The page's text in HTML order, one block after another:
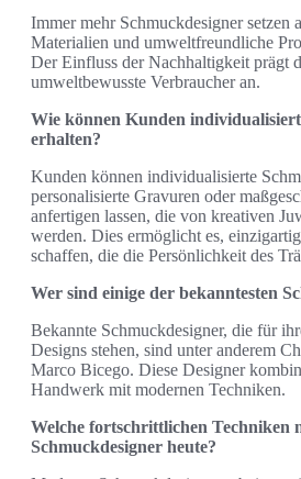
Immer mehr Schmuckdesigner setzen
Materialien und umweltfreundliche
Der Einfluss der Nachhaltigkeit prägt
umweltbewusste Verbraucher an.
Wie können Kunden
erhalten?
Kunden können individualisierte
personalisierte Gravuren oder
anfertigen lassen, die von kreativen
werden. Dies ermöglicht es,
schaffen, die die Persönlichkeit des
Wer sind einige der bekanntesten
Bekannte Schmuckdesigner, die für
Designs stehen, sind unter anderem
Marco Bicego. Diese Designer
Handwerk mit modernen Techniken.
Welche fortschrittlichen Techniken
Schmuckdesigner heute?